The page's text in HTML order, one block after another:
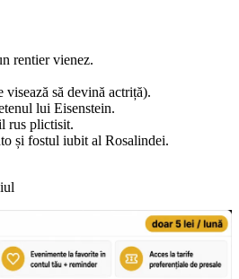
rentier vienez.
visează să devină actriță).
lui Eisenstein.
rus plictisit.
și fostul iubit al Rosalindei.